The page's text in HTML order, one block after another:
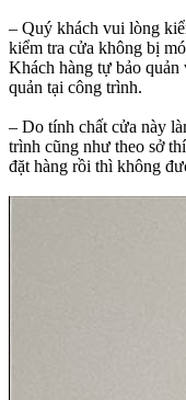
– Quý khách vui lòng
kiểm tra cửa không bị
Khách hàng tự bảo
quản tại công trình.
– Do tính chất cửa này
trình cũng như theo sở
đặt hàng rồi thì không